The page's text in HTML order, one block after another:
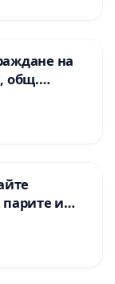
на
общ.
и